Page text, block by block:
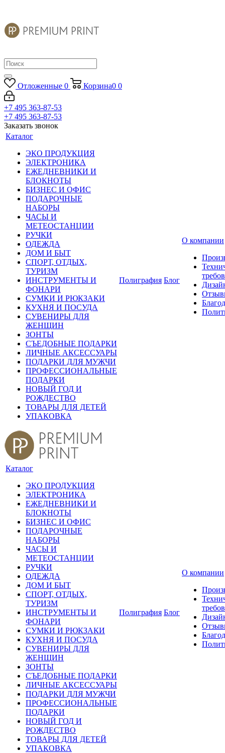
Отложенные 0 Корзина0 0
+7 495 363-87-53
+7 495 363-87-53
Заказать звонок
Каталог
ЭКО ПРОДУКЦИЯ
ЭЛЕКТРОНИКА
ЕЖЕДНЕВНИКИ И
БЛОКНОТЫ
БИЗНЕС И ОФИС
ПОДАРОЧНЫЕ
НАБОРЫ
ЧАСЫ И
МЕТЕОСТАНЦИИ
РУЧКИ
ОДЕЖДА
ДОМ И БЫТ
СПОРТ, ОТДЫХ,
ТУРИЗМ
ИНСТРУМЕНТЫ И
ФОНАРИ
СУМКИ И РЮКЗАКИ
КУХНЯ И ПОСУДА
СУВЕНИРЫ ДЛЯ
ЖЕНЩИН
ЗОНТЫ
СЪЕДОБНЫЕ ПОДАРКИ
ЛИЧНЫЕ АКСЕССУАРЫ
ПОДАРКИ ДЛЯ МУЖЧИ
ПРОФЕССИОНАЛЬНЫЕ
ПОДАРКИ
НОВЫЙ ГОД И
РОЖДЕСТВО
ТОВАРЫ ДЛЯ ДЕТЕЙ
УПАКОВКА
Полиграфия Блог
О компании
Каталог
ЭКО ПРОДУКЦИЯ
ЭЛЕКТРОНИКА
ЕЖЕДНЕВНИКИ И
БЛОКНОТЫ
БИЗНЕС И ОФИС
ПОДАРОЧНЫЕ
НАБОРЫ
ЧАСЫ И
МЕТЕОСТАНЦИИ
РУЧКИ
ОДЕЖДА
ДОМ И БЫТ
СПОРТ, ОТДЫХ,
ТУРИЗМ
ИНСТРУМЕНТЫ И
ФОНАРИ
СУМКИ И РЮКЗАКИ
КУХНЯ И ПОСУДА
СУВЕНИРЫ ДЛЯ
ЖЕНЩИН
ЗОНТЫ
СЪЕДОБНЫЕ ПОДАРКИ
ЛИЧНЫЕ АКСЕССУАРЫ
ПОДАРКИ ДЛЯ МУЖЧИ
ПРОФЕССИОНАЛЬНЫЕ
ПОДАРКИ
НОВЫЙ ГОД И
РОЖДЕСТВО
ТОВАРЫ ДЛЯ ДЕТЕЙ
УПАКОВКА
Полиграфия Блог
О компании